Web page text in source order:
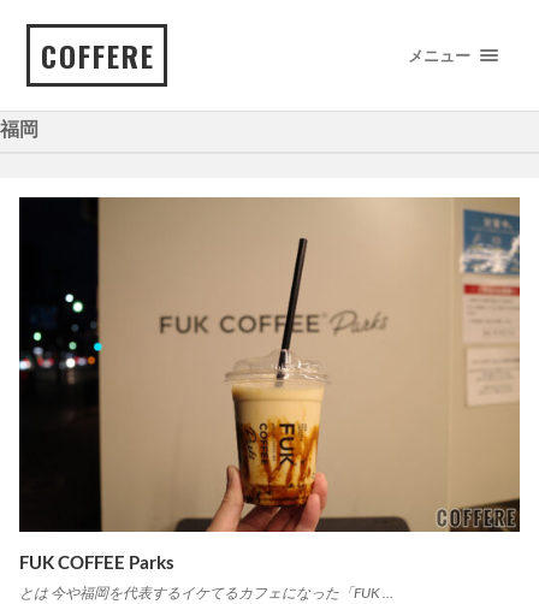
COFFERE メニュー
福岡
FUK COFFEE Parks
とは 今や福岡を代表するイケてるカフェになった「FUK …